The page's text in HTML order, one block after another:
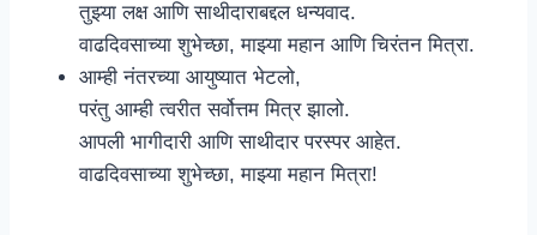
तुझ्या लक्ष आणि साथीदाराबद्दल धन्यवाद.
वाढदिवसाच्या शुभेच्छा, माझ्या महान आणि चिरंतन मित्रा.
आम्ही नंतरच्या आयुष्यात भेटलो,
परंतु आम्ही त्वरीत सर्वोत्तम मित्र झालो.
आपली भागीदारी आणि साथीदार परस्पर आहेत.
वाढदिवसाच्या शुभेच्छा, माझ्या महान मित्रा!